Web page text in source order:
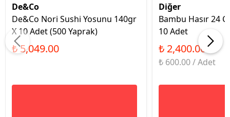
De&Co
De&Co Nori Sushi Yosunu 140gr
X 10 Adet (500 Yaprak)
₺ 5,049.00
Diğer
Bambu Hasır 24
10 Adet
₺ 2,400.00
₺ 600.00 / Adet